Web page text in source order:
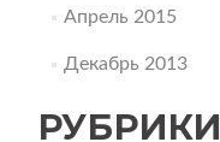
Апрель 2015
Декабрь 2013
РУБРИКИ